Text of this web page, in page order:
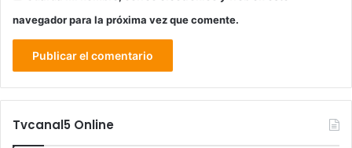
navegador para la próxima vez que comente.
Tvcanal5 Online